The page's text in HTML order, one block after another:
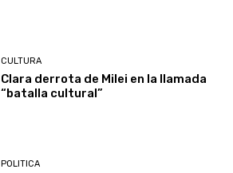
CULTURA
Clara derrota de Milei en la llamada
“batalla cultural”
POLITICA